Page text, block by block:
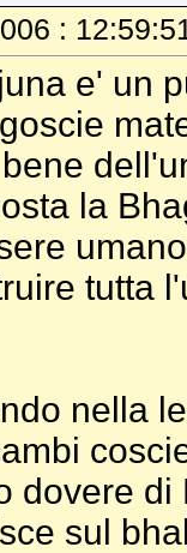
:
e' un
la
tutta
nella
dovere
sul